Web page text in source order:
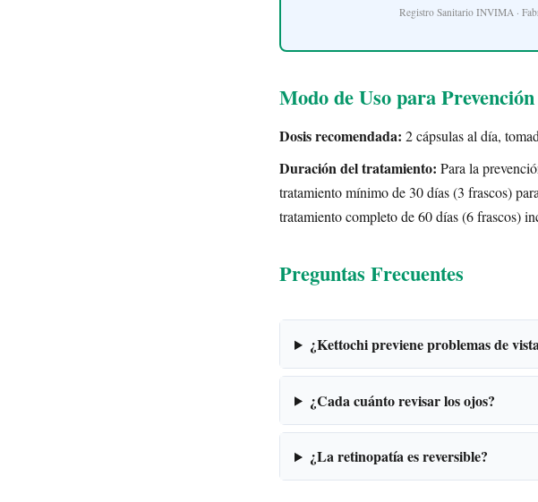
Registro Sanitario INVIMA ·
Modo de Uso para
Dosis recomendada: 2 cápsulas al día,
Duración del tratamiento: Para la
tratamiento mínimo de 30 días (3 frascos)
tratamiento completo de 60 días (6 frascos)
Preguntas Frecuentes
¿Kettochi previene problemas de
¿Cada cuánto revisar los ojos?
¿La retinopatía es reversible?